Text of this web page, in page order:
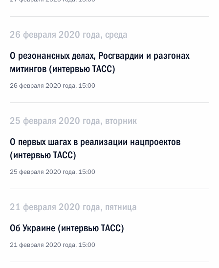
26 февраля 2020 года, среда
О резонансных делах, Росгвардии и разгонах
митингов (интервью ТАСС)
26 февраля 2020 года, 15:00
25 февраля 2020 года, вторник
О первых шагах в реализации нацпроектов
(интервью ТАСС)
25 февраля 2020 года, 15:00
21 февраля 2020 года, пятница
Об Украине (интервью ТАСС)
21 февраля 2020 года, 15:00